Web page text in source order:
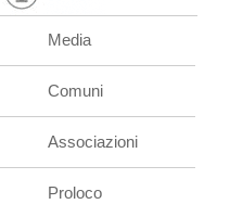
Media
Comuni
Associazioni
Proloco